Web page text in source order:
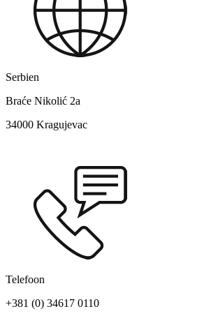
Serbien
Braće Nikolić 2a
34000 Kragujevac
Telefoon
+381 (0) 34617 0110